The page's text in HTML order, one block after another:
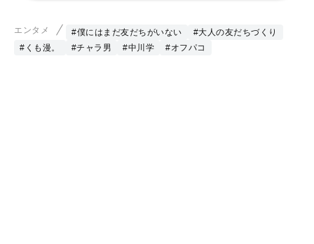
エンタメ #僕にはまだ友だちがいない
#大人の友だちづくり
#くも漫。
#チャラ男 #中川学 #オフパコ